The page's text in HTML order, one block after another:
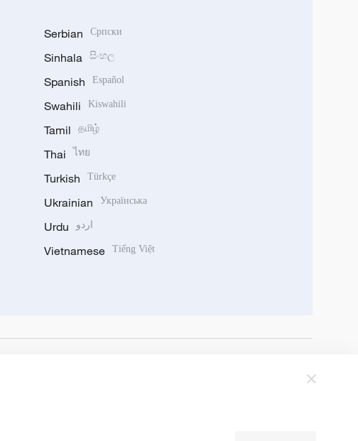
Serbian Српски
Sinhala සිංහල
Spanish Español
Swahili Kiswahili
Tamil தமிழ்
Thai ไทย
Turkish Türkçe
Ukrainian Українська
Urdu اردو
Vietnamese Tiếng Việt